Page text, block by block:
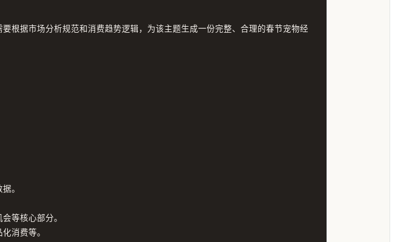
根据市场分析规范和消费趋势逻辑，为该主题生成一份完整、合理的春节宠物经
。
等核心部分。
消费等。